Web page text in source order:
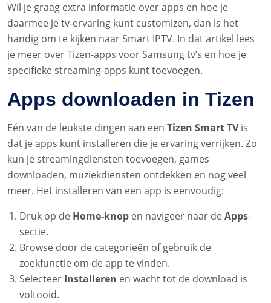
Wil je graag extra informatie over apps en hoe je
daarmee je tv-ervaring kunt customizen, dan is het
handig om te kijken naar Smart IPTV. In dat artikel lees
je meer over Tizen-apps voor Samsung tv’s en hoe je
specifieke streaming-apps kunt toevoegen.
Apps downloaden in Tizen
Eén van de leukste dingen aan een Tizen Smart TVis
dat je apps kunt installeren die je ervaring verrijken. Zo
kun je streamingdiensten toevoegen, games
downloaden, muziekdiensten ontdekken en nog veel
meer. Het installeren van een app is eenvoudig:
Druk op de Home-knop en navigeer naar deApps-
sectie.
Browse door de categorieën of gebruik de
zoekfunctie om de app te vinden.
Selecteer Installeren en wacht tot de download is
voltooid.